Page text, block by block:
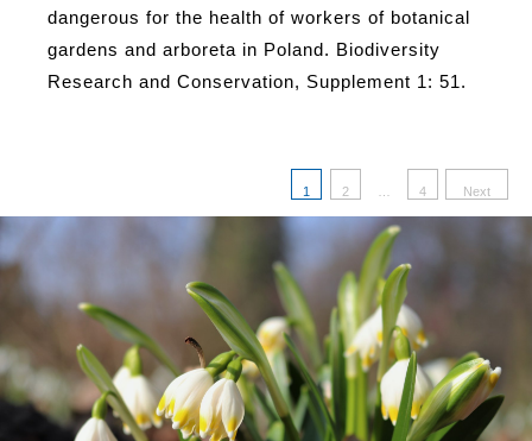
marshals
ladies
residents
the
dangerous for the health of workers of botanical
gardens and arboreta in Poland. Biodiversity
Research and Conservation, Supplement 1: 51.
Posts
pagination
1 2 4 Next